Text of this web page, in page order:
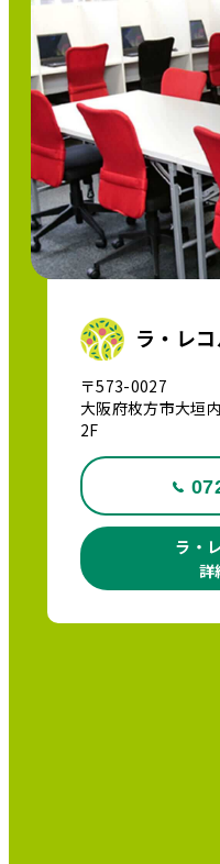
ラ・レ
〒573-0027
大阪府枚方市大垣
2F
ラ・
詳